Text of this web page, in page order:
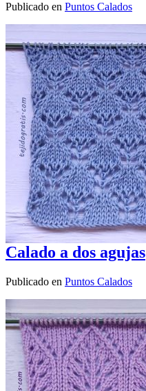
Publicado en Puntos Calados
Calado a dos agujas
Publicado en Puntos Calados